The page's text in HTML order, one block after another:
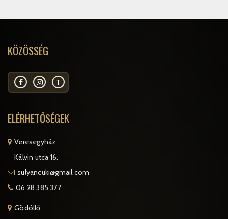
KÖZÖSSÉG
T
ELÉRHETŐSÉGEK
Veresegyház
Kálvin utca 16.
sulyancuki@gmail.com
06 28 385 377
Gödöllő